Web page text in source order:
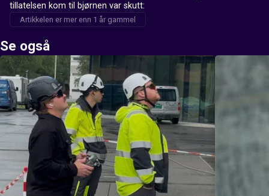
tillatelsen kom til bjørnen var skutt:
Artikkelen er mer enn 1 år gammel
Se også